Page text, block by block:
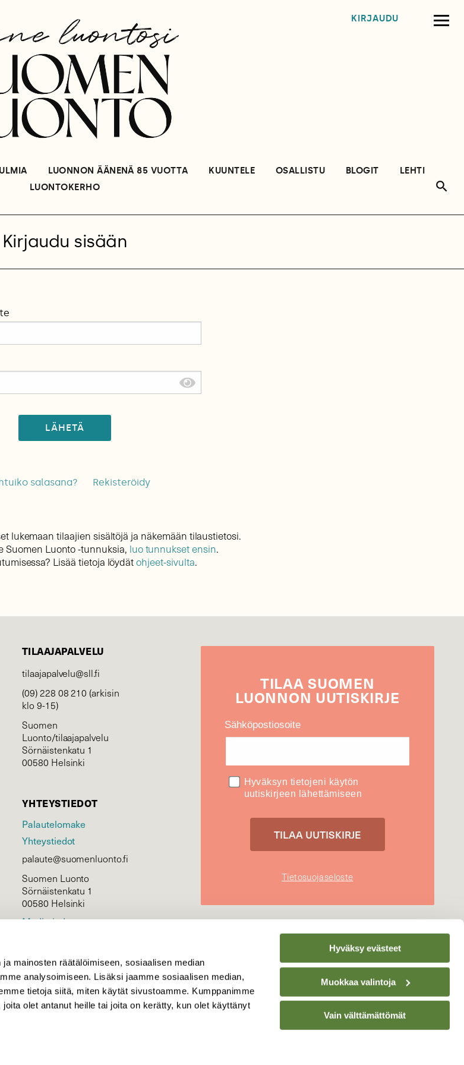
mainosten räätälöimiseen, sosiaalisen median
analysoimiseen. Lisäksi jaamme sosiaalisen median,
tietoja siitä, miten käytät sivustoamme. Kumppanimme
olet antanut heille tai joita on kerätty, kun olet käyttänyt
Hyväksy evästeet
Muokkaa valintoja
Vain välttämättömät
KIRJAUDU
LUONNON ÄÄNENÄ 85 VUOTTA KUUNTELE OSALLISTU BLOGIT
LEHTI
LUONTOKERHO
Kirjaudu sisään
LÄHETÄ
salasana? Rekisteröidy
lukemaan tilaajien sisältöjä ja näkemään tilaustietosi.
Suomen Luonto -tunnuksia, luo tunnukset ensin.
Lisää tietoja löydätohjeet-sivulta.
TILAAJAPALVELU
tilaajapalvelu@sll.fi
(09) 228 08 210 (arkisin
klo 9-15)
Suomen
Luonto/tilaajapalvelu
Sörnäistenkatu 1
00580 Helsinki
YHTEYSTIEDOT
Palautelomake
Yhteystiedot
palaute@suomenluonto.fi
Suomen Luonto
Sörnäistenkatu 1
00580 Helsinki
Mediatiedot
KIRJAUDU
TILAASUOMEN
LUONNON UUTIS­KIRJE
Sähköpostiosoite
Hyväksyn tietojeni käytön
uutiskirjeen lähettämiseen
Tietosuojaseloste